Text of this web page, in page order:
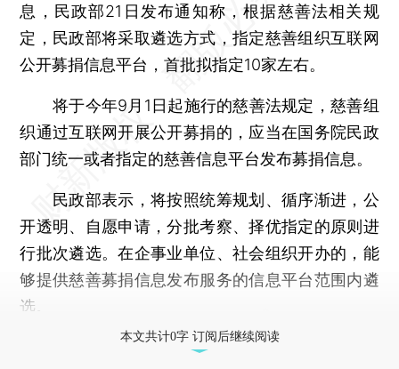
息，民政部21日发布通知称，根据慈善法相关规
定，民政部将采取遴选方式，指定慈善组织互联网
公开募捐信息平台，首批拟指定10家左右。
将于今年9月1日起施行的慈善法规定，慈善组
织通过互联网开展公开募捐的，应当在国务院民政
部门统一或者指定的慈善信息平台发布募捐信息。
民政部表示，将按照统筹规划、循序渐进，公
开透明、自愿申请，分批考察、择优指定的原则进
行批次遴选。在企事业单位、社会组织开办的，能
够提供慈善募捐信息发布服务的信息平台范围内遴
选。
本文共计0字 订阅后继续阅读